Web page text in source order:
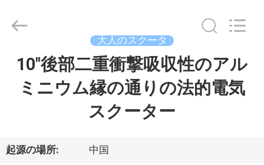
ダ
Shanghai
Rongyao
Rights
大人のスクータ
10"後部二重衝撃吸収性のアル
ミニウム縁の通りの法的電気
スクーター
起源の場所: 中国